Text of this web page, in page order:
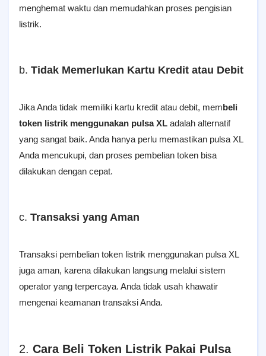
menghemat waktu dan memudahkan proses pengisian
listrik.
b. Tidak Memerlukan Kartu Kredit atau Debit
Jika Anda tidak memiliki kartu kredit atau debit, membeli
token listrik menggunakan pulsa XL adalah alternatif
yang sangat baik. Anda hanya perlu memastikan pulsa XL
Anda mencukupi, dan proses pembelian token bisa
dilakukan dengan cepat.
c. Transaksi yang Aman
Transaksi pembelian token listrik menggunakan pulsa XL
juga aman, karena dilakukan langsung melalui sistem
operator yang terpercaya. Anda tidak usah khawatir
mengenai keamanan transaksi Anda.
2. Cara Beli Token Listrik Pakai Pulsa